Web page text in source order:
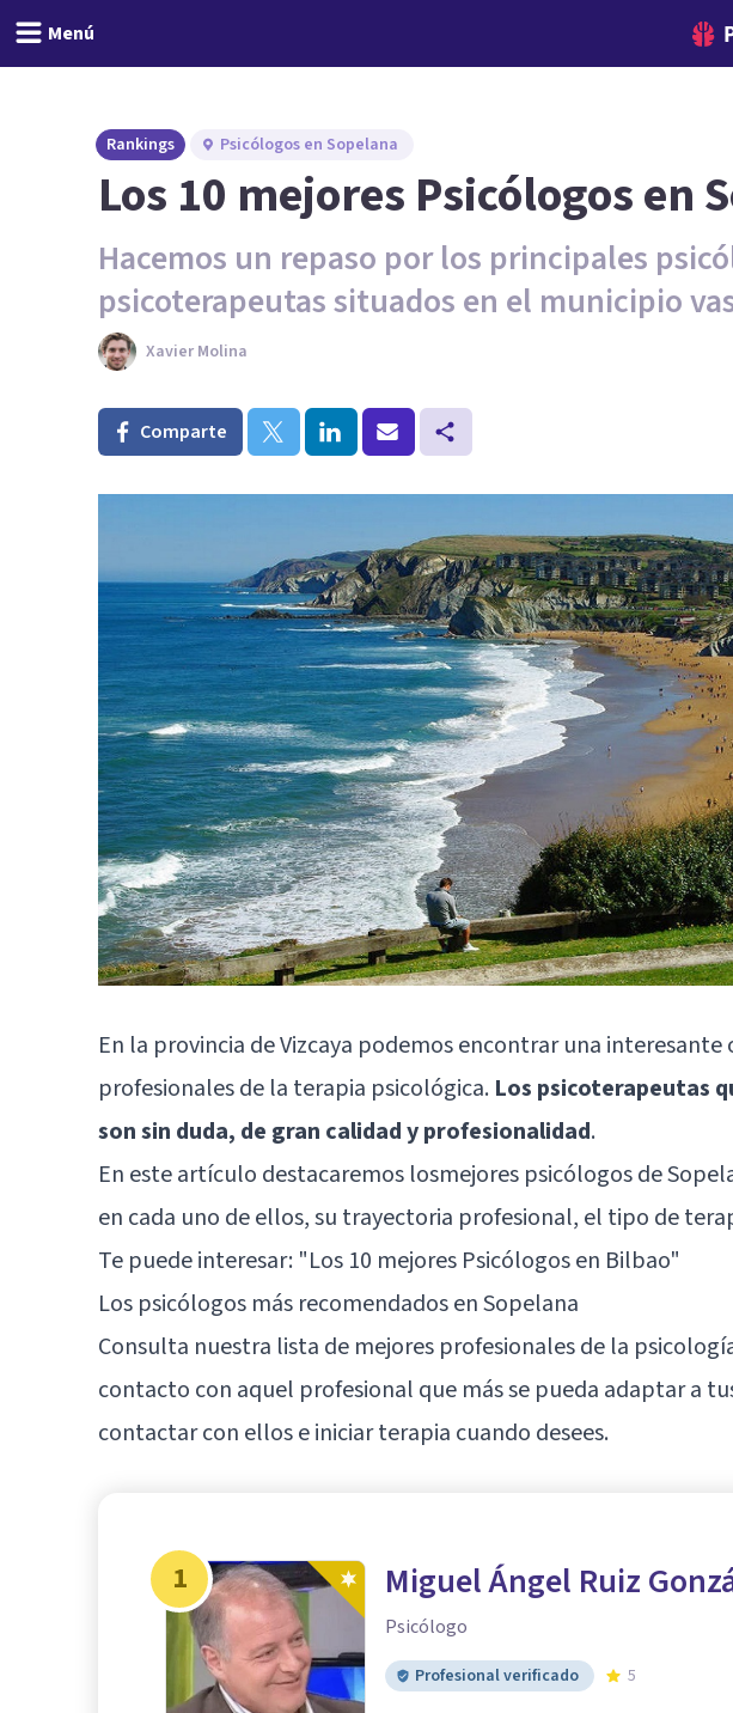
Menú
Rankings Psicólogos en Sopelana
Los 10 mejores Psicólogos en
Hacemos un repaso por los principales
psicoterapeutas situados en el municipio
Xavier Molina
Comparte
En la provincia de Vizcaya podemos encontrar una
profesionales de la terapia psicológica. Los psicoterapeutas
son sin duda, de gran calidad y profesionalidad.
En este artículo destacaremos losmejores psicólogos de
en cada uno de ellos, su trayectoria profesional, el tipo de
Te puede interesar: "Los 10 mejores Psicólogos en Bilbao"
Los psicólogos más recomendados en Sopelana
Consulta nuestra lista de mejores profesionales de la
contacto con aquel profesional que más se pueda adaptar a
contactar con ellos e iniciar terapia cuando desees.
1 Miguel Ángel Ruiz
Psicólogo
Profesional verificado 5